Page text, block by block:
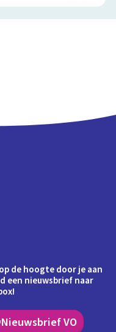
de hoogte door je aan
een nieuwsbrief naar
Nieuwsbrief VO